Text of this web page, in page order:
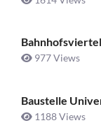
977 Views
Baustelle
1188 Views